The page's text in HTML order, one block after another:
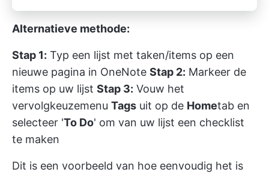
Alternatieve methode:
Stap 1: Typ een lijst met taken/items op een
nieuwe pagina in OneNote Stap 2: Markeer de
items op uw lijst Stap 3: Vouw het
vervolgkeuzemenu Tags uit op de Hometab en
selecteer 'To Do' om van uw lijst een checklist
te maken
Dit is een voorbeeld van hoe eenvoudig het is